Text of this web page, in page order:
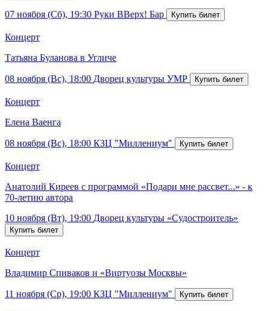
07 ноября (Сб), 19:30 Руки ВВерх! Бар
Концерт
Татьяна Буланова в Угличе
08 ноября (Вс), 18:00 Дворец культуры УМР
Концерт
Елена Ваенга
08 ноября (Вс), 18:00 КЗЦ "Миллениум"
Концерт
Анатолий Киреев с программой «Подари мне рассвет...» - к
70-летию автора
10 ноября (Вт), 19:00 Дворец культуры «Судостроитель»
Концерт
Владимир Спиваков и «Виртуозы Москвы»
11 ноября (Ср), 19:00 КЗЦ "Миллениум"